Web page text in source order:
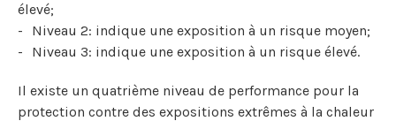
élevé;
Niveau 2: indique une exposition à un risque moyen;
Niveau 3: indique une exposition à un risque élevé.
Il existe un quatrième niveau de performance pour la
protection contre des expositions extrêmes à la chaleur